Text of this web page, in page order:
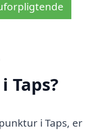
Taps?
i Taps, er